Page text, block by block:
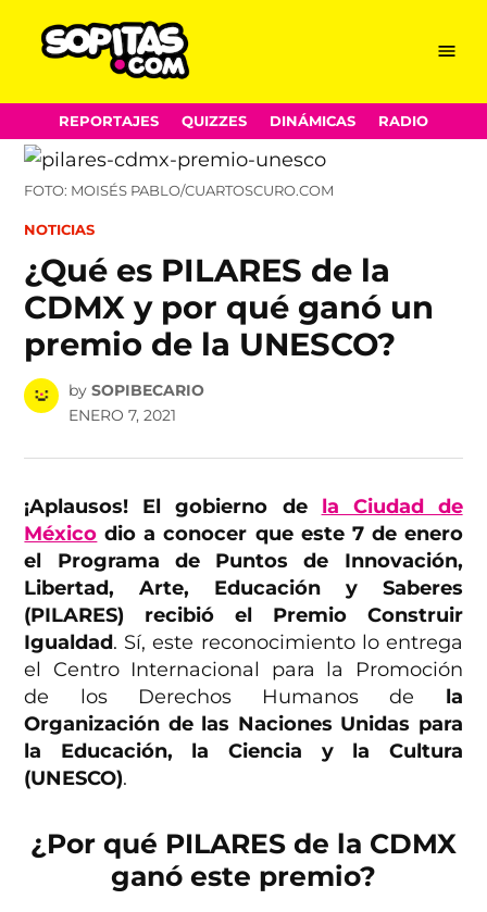
Skip
to
content
Menu
REPORTAJES QUIZZES DINÁMICAS RADIO
FOTO: MOISÉS PABLO/CUARTOSCURO.COM
POSTED
NOTICIAS
¿Qué es PILARES de la
CDMX y por qué ganó un
premio de la UNESCO?
by SOPIBECARIO
ENERO 7, 2021
¡Aplausos! El gobierno de la Ciudad de
México dio a conocer que este 7 de enero
el Programa de Puntos de Innovación,
Libertad, Arte, Educación y Saberes
(PILARES) recibió el Premio Construir
Igualdad. Sí, este reconocimiento lo entrega
el Centro Internacional para la Promoción
de los Derechos Humanos de la
Organización de las Naciones Unidas para
la Educación, la Ciencia y la Cultura
(UNESCO).
¿Por qué PILARES de la CDMX
ganó este premio?